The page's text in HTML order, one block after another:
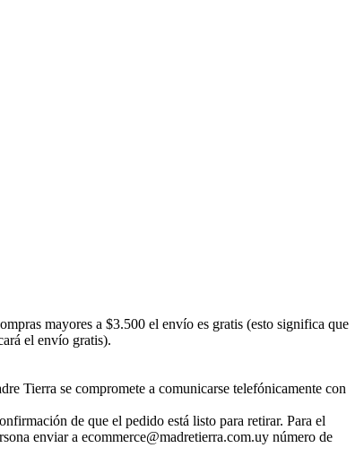
mayores a $3.500 el envío es gratis (esto significa que
el envío gratis).
Tierra se compromete a comunicarse telefónicamente con
de que el pedido está listo para retirar. Para el
enviar a ecommerce@madretierra.com.uy número de